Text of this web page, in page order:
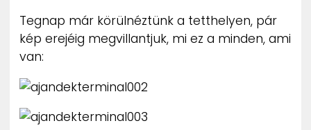
Tegnap már körülnéztünk a tetthelyen, pár
kép erejéig megvillantjuk, mi ez a minden, ami
van: